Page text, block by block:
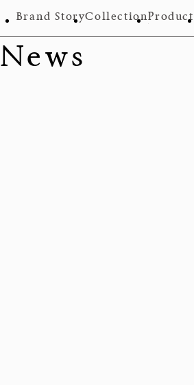
Brand StoryCollection
News